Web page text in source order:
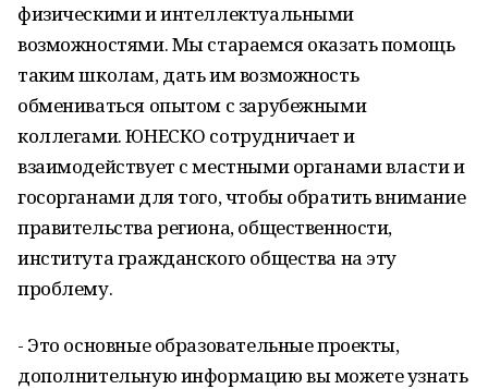
физическими и интеллектуальными
возможностями. Мы стараемся оказать помощь
таким школам, дать им возможность
обмениваться опытом с зарубежными
коллегами. ЮНЕСКО сотрудничает и
взаимодействует с местными органами власти и
госорганами для того, чтобы обратить внимание
правительства региона, общественности,
института гражданского общества на эту
проблему.
- Это основные образовательные проекты,
дополнительную информацию вы можете узнать